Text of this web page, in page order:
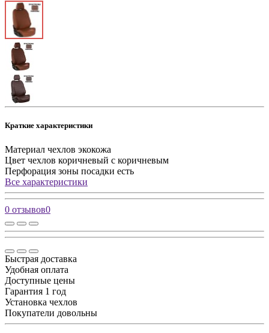
Краткие характеристики
Материал чехлов экокожа
Цвет чехлов коричневый с коричневым
Перфорация зоны посадки есть
Все характеристики
0 отзывов0
Быстрая доставка
Удобная оплата
Доступные цены
Гарантия 1 год
Установка чехлов
Покупатели довольны